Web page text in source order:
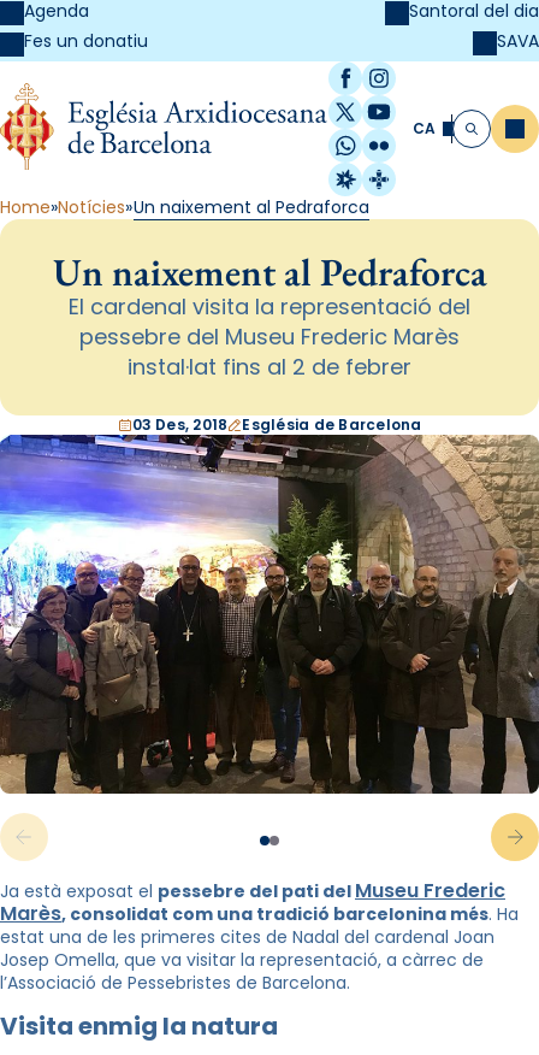
Agenda
Fes un donatiu
Santoral del dia
SAVA
Facebook
Instagram
X / Twitter
YouTube
WhatsApp
Flickr
Radio Estel
Catalunya
CA Cerca
Home Notícies Un naixement al Pedraforca
Un naixement al Pedraforca
El cardenal visita la representació del
pessebre del Museu Frederic Marès
instal·lat fins al 2 de febrer
03 Des, 2018 Església de Barcelona
Ja està exposat el pessebre del pati del Museu Frederic
Marès, consolidat com una tradició barcelonina més. Ha
estat una de les primeres cites de Nadal del cardenal Joan
Josep Omella, que va visitar la representació, a càrrec de
l’Associació de Pessebristes de Barcelona.
Visita enmig la natura